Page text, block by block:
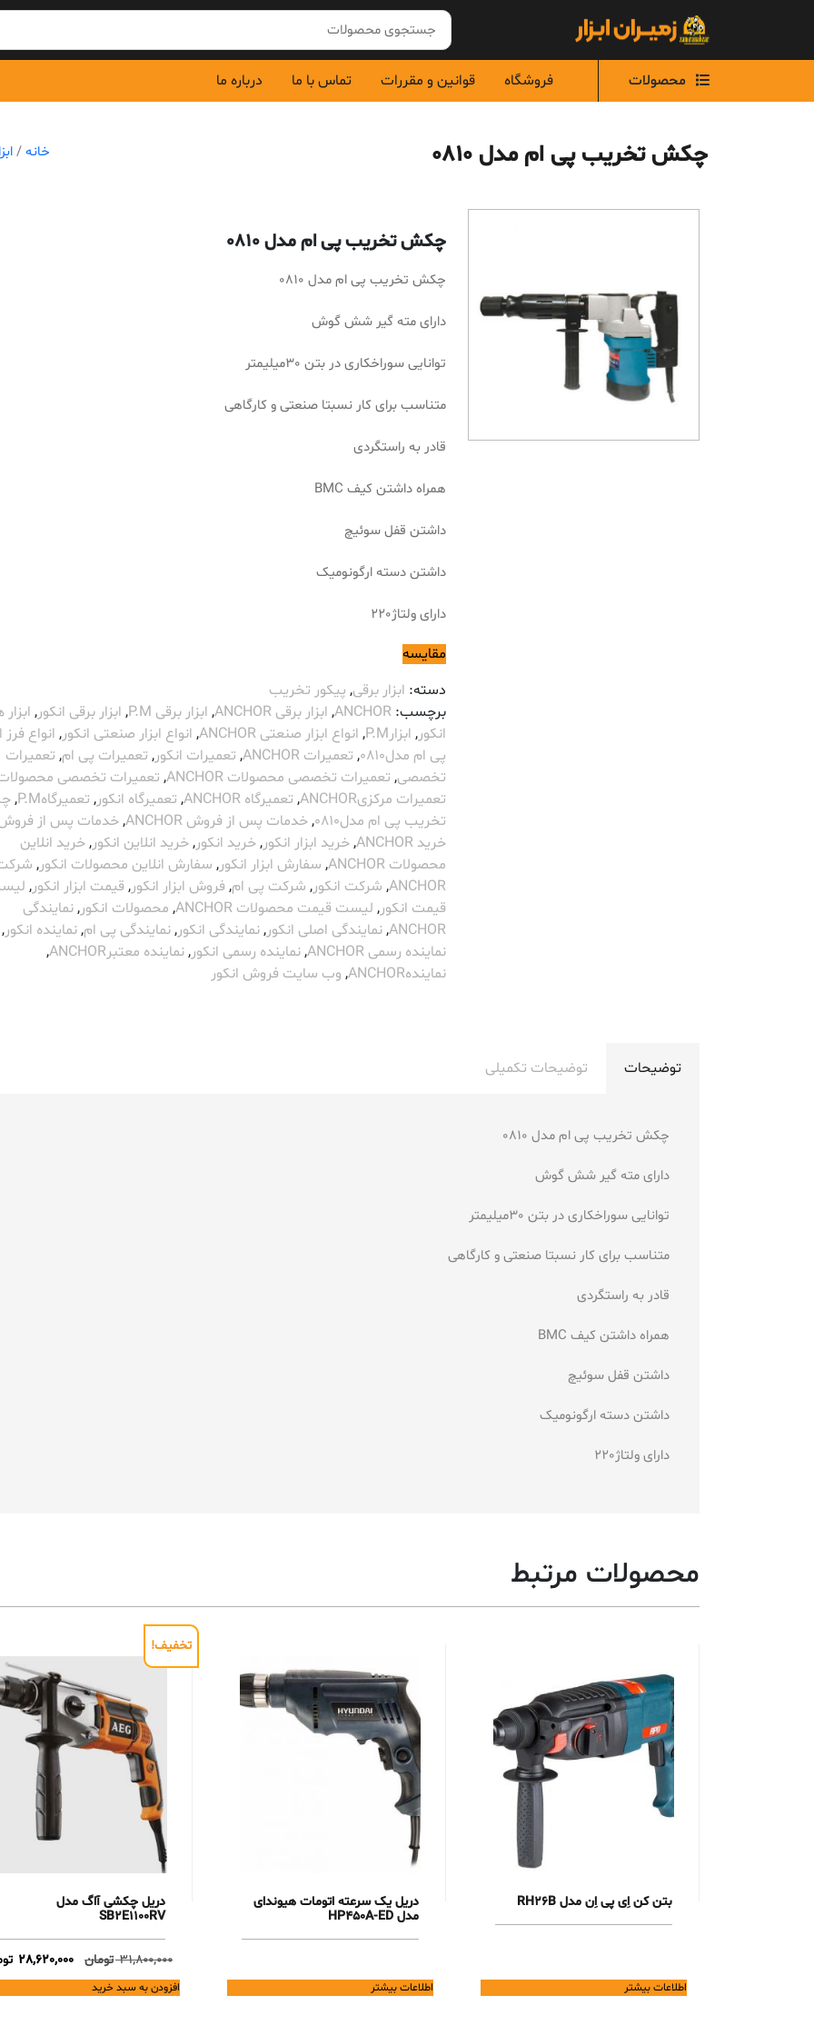
محصولات فروشگاه قوانین و مقررات تماس با ما درباره ما
چکش تخریب پی ام مدل 0810 خانه /
چکش تخریب پی ام مدل 0810
چکش تخریب پی ام مدل 0810
دارای مته گیر شش گوش
توانایی سوراخکاری در بتن 30میلیمتر
متناسب برای کار نسبتا صنعتی و کارگاهی
قادر به راستگردی
همراه داشتن کیف BMC
داشتن قفل سوئیچ
داشتن دسته ارگونومیک
دارای ولتاژ220
مقایسه
دسته: ابزار برقی, پیکور تخریب
برچسب: ANCHOR
, ابزار برقی ANCHOR , ابزار برقی P.M , ابزار برقی انکور,
انکور, ابزارP.M , انواع ابزار صنعتی ANCHOR , انواع ابزار صنعتی انکور, انواع فرز
پی ام مدل0810
, تعمیرات ANCHOR , تعمیرات انکور, تعمیرات پی ام, تعمیرات
تخصصی, تعمیرات تخصصی محصولات ANCHOR , تعمیرات تخصصی محصولات
تعمیرات مرکزیANCHOR
, تعمیرگاه ANCHOR , تعمیرگاه انکور, تعمیرگاهP.M ,
تخریب پی ام مدل0810
,خدمات پس از فروش ANCHOR ,خدمات پس از فروش
خرید ANCHOR
,خرید ابزار انکور,خرید انکور,خرید انلاین انکور,خرید انلاین
محصولات ANCHOR
, سفارش ابزار انکور, سفارش انلاین محصولات انکور,
ANCHOR
, شرکت انکور, شرکت پی ام, فروش ابزار انکور, قیمت ابزار انکور,
قیمت انکور, لیست قیمت محصولات ANCHOR , محصولات انکور,نمایندگی
ANCHOR
,نمایندگی اصلی انکور,نمایندگی انکور,نمایندگی پی ام,نماینده انکور,
نماینده رسمی ANCHOR
,نماینده رسمی انکور,نماینده معتبرANCHOR
,
نمایندهANCHOR
, وب سایت فروش انکور
توضیحات توضیحات تکمیلی
چکش تخریب پی ام مدل 0810
دارای مته گیر شش گوش
توانایی سوراخکاری در بتن 30میلیمتر
متناسب برای کار نسبتا صنعتی و کارگاهی
قادر به راستگردی
همراه داشتن کیف BMC
داشتن قفل سوئیچ
داشتن دسته ارگونومیک
دارای ولتاژ220
محصولات مرتبط
بتن کن اِی پی اِن مدل RH26B
اطلاعات بیشتر
دریل یک سرعته اتومات هیوندای
مدل HP450A-ED
اطلاعات بیشتر
تخفیف!
دریل چکشی آاگ مدل
SB2E1100RV
31,800,000 تومان
Original
price
was:
28,620,000
افزودن به سبد خرید